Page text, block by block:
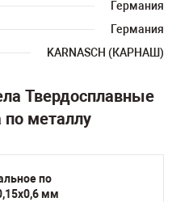
Германия
Германия
KARNASCH (КАРНАШ)
Твердосплавные
по металлу
по
мм